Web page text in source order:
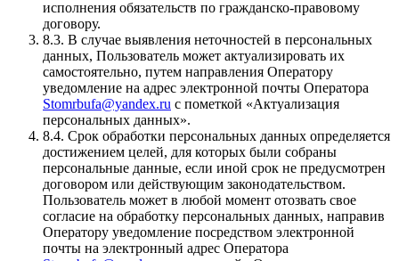
исполнения обязательств по гражданско-правовому
договору.
8.3. В случае выявления неточностей в персональных
данных, Пользователь может актуализировать их
самостоятельно, путем направления Оператору
уведомление на адрес электронной почты Оператора
Stomrbufa@yandex.ru с пометкой «Актуализация
персональных данных».
8.4. Срок обработки персональных данных определяется
достижением целей, для которых были собраны
персональные данные, если иной срок не предусмотрен
договором или действующим законодательством.
Пользователь может в любой момент отозвать свое
согласие на обработку персональных данных, направив
Оператору уведомление посредством электронной
почты на электронный адрес Оператора